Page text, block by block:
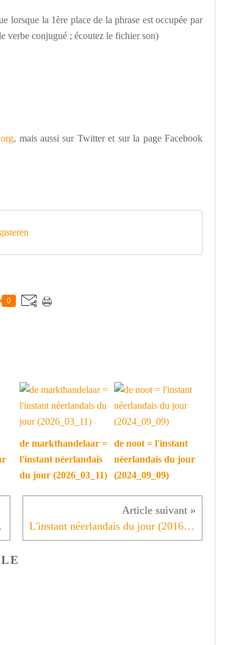
lorsque la 1ère place de la phrase est occupée par
verbe conjugué ; écoutez le fichier son)
, mais aussi sur Twitter et sur la page Facebook
0
de markthandelaar =
l'instant néerlandais
du jour (2026_03_11)
de noot = l'instant
néerlandais du jour
(2024_09_09)
Lille? L'instant néerlandais du jour (2016_05_10): Eergisteren heb ik champagne gedronken